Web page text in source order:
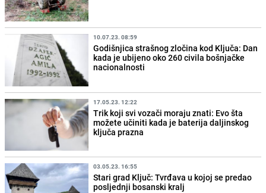
10.07.23. 08:59
Godišnjica strašnog zločina kod Ključa: Dan
kada je ubijeno oko 260 civila bošnjačke
nacionalnosti
17.05.23. 12:22
Trik koji svi vozači moraju znati: Evo šta
možete učiniti kada je baterija daljinskog
ključa prazna
03.05.23. 16:55
Stari grad Ključ: Tvrđava u kojoj se predao
posljednji bosanski kralj